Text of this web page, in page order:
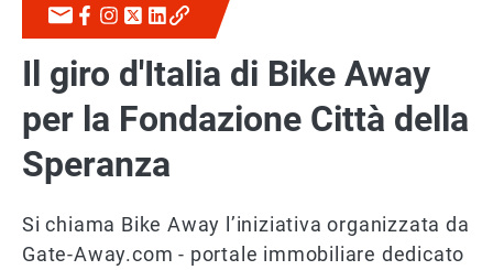
Il giro d'Italia di Bike Away
per la Fondazione Città della
Speranza
Si chiama Bike Away l’iniziativa organizzata da
Gate-Away.com - portale immobiliare dedicato